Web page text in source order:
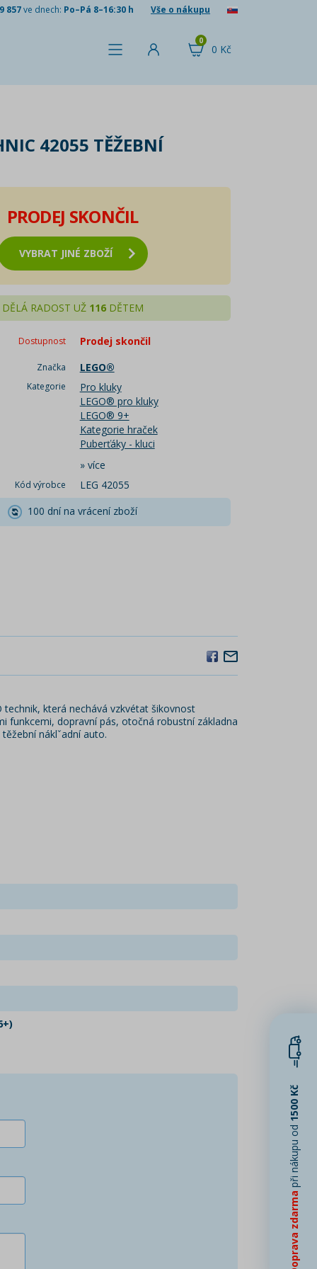
857ve dnech: Po–Pá 8–16:30 h Vše o nákupu
0 Kč
0
42055 TĚŽEBNÍ
PRODEJ SKONČIL
VYBRAT JINÉ ZBOŽÍ
DĚLÁ RADOST UŽ 116DĚTEM
Dostupnost Prodej skončil
Značka LEGO®
Kategorie
Pro kluky
LEGO® pro kluky
LEGO® 9+
Kategorie hraček
Puberťáky - kluci
» více
Kód výrobce
LEG 42055
100 dní na vrácení zboží
která nechává vzkvétat šikovnost
funkcemi, dopravní pás, otočná robustní základna
náklˇadní auto.
Doprava zdarma
při nákupu od
1500 Kč